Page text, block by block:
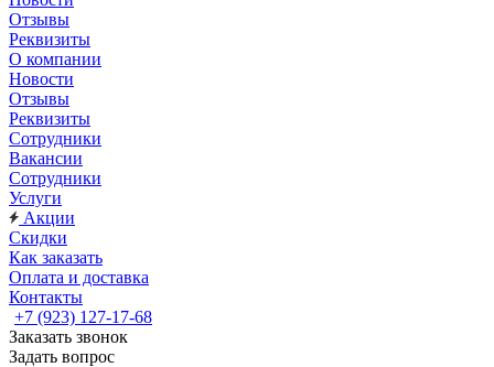
Отзывы
Реквизиты
О компании
Новости
Отзывы
Реквизиты
Сотрудники
Вакансии
Сотрудники
Услуги
Акции
Скидки
Как заказать
Оплата и доставка
Контакты
+7 (923) 127-17-68
Заказать звонок
Задать вопрос